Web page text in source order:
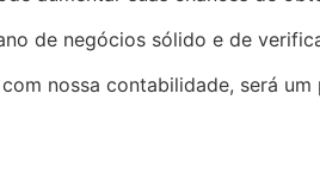
de negócios sólido e de
nossa contabilidade, será